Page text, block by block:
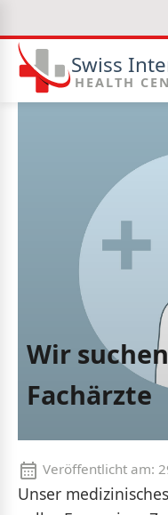
Swiss
HEALTH
Wir
Fachärzte
Veröffentlicht am:
Unser